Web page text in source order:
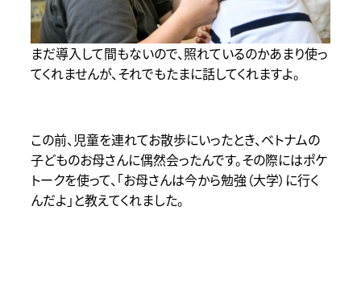
まだ導入して間もないので、照れているのかあまり使っ
てくれませんが、それでもたまに話してくれますよ。
この前、児童を連れてお散歩にいったとき、ベトナムの
子どものお母さんに偶然会ったんです。その際にはポケ
トークを使って、「お母さんは今から勉強（大学）に行く
んだよ」と教えてくれました。